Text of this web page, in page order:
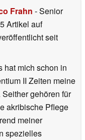
Frahn - Senior
Artikel auf
seit
hat mich schon in
II Zeiten meine
gehören für
akribische Pflege
meiner
spezielles